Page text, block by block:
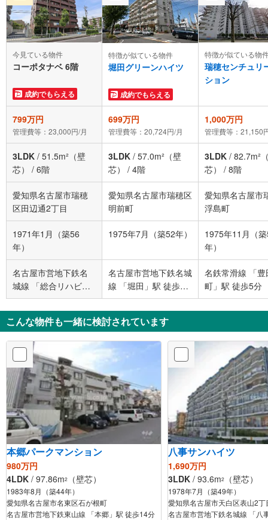
今見ている物件
コーポタナベ 6階
成約でもらえる
特徴が似ている物件
堀田グリーンハイツ
成約でもらえる
特徴が似ている物
瑞穂センチュリ
ション
799万円
管理費等：23,000円/月
699万円
管理費等：20,724円/月
1,000万円
管理費等：21,150
3LDK / 51.5m²（壁
芯）
/ 6階
3LDK / 57.0m²（壁
芯）
/ 4階
3LDK / 82.7m²
芯）
/ 8階
愛知県名古屋市瑞穂
区田辺通2丁目
愛知県名古屋市瑞穂区
明前町
愛知県名古屋市
浮島町
1971年1月（築56
年）
1975年7月（築52年）
1975年11月（
年）
名古屋市営地下鉄名
城線 「総合リハビリ
センター」駅 徒歩12
分
名古屋市営地下鉄名城
線 「堀田」駅 徒歩10
分
名鉄常滑線 「豊
町」駅 徒歩5分
こんな物件も一緒に検討されています
本郷パークマンション
980万円
4LDK / 97.86m2 （壁芯）
1983年8月（築44年）
愛知県名古屋市名東区石が根町
名古屋市営地下鉄東山線 「本郷」駅 徒歩14分
八事サンハイツ
1,690万円
3LDK / 93.6m2 （壁芯）
1978年7月（築49年）
愛知県名古屋市天白区表山2丁
名古屋市営地下鉄名城線 「八